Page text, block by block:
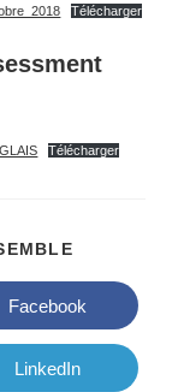
Télécharger
Télécharger
CONTENU
Ouvrir
dans
une
autre
fenêtre
Facebook
Ouvrir
LinkedIn